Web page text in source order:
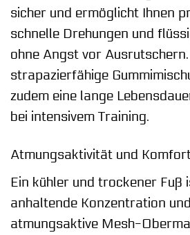
sicher und ermöglicht Ihnen
schnelle Drehungen und
ohne Angst vor
strapazierfähige
zudem eine lange
bei intensivem Training.
Atmungsaktivität und
Ein kühler und trockener Fuß
anhaltende Konzentration
atmungsaktive Mesh-